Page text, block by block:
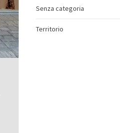
Senza categoria
Territorio